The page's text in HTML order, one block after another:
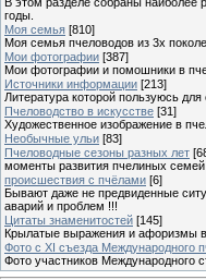
годы.
Моя семья [810]
Моя семья пчеловодов из 3х
Мои фотографии [387]
Мои фотографии и помошники в
Источники информации [213]
Литература которой пользуюсь
Пчеловодство в искусстве [31]
Художественное изображение в
Необычные ульи [83]
Пчеловодные сезоны разных лет
моменты развития пчелиных
происшествия с пчёлами [6]
Бывают даже не предвиденные
аварий и проблем !!!
Цитаты знаменитостей [145]
Крылатые выражения и афоризмы
Фото с XI съезда Международного
Фото участников Международного